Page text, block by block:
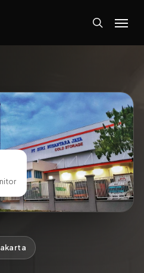
search
Menu